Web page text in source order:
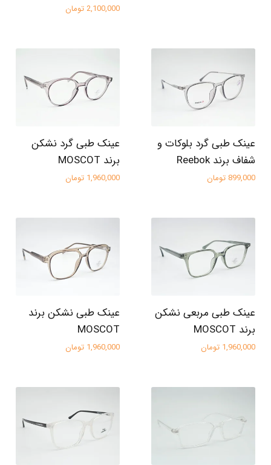
2,100,000 تومان
عینک طبی گرد بلوکات و
شفاف برند Reebok
899,000 تومان
عینک طبی گرد نشکن
برند MOSCOT
1,960,000 تومان
عینک طبی مربعی نشکن
برند MOSCOT
1,960,000 تومان
عینک طبی نشکن برند
MOSCOT
1,960,000 تومان